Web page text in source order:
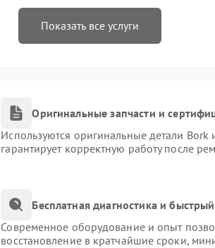
Показать все услуги
Оригинальные запчасти и
Используются оригинальные детали
гарантирует корректную работу после
Бесплатная диагностика и
Современное оборудование и опыт
восстановление в кратчайшие сроки,